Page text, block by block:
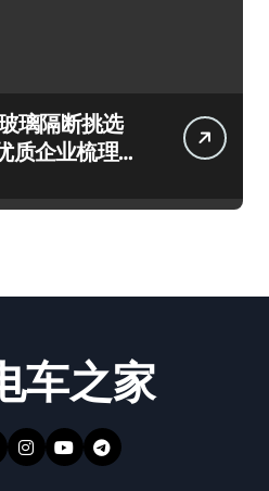
璃隔断挑选
质企业梳理
车之家